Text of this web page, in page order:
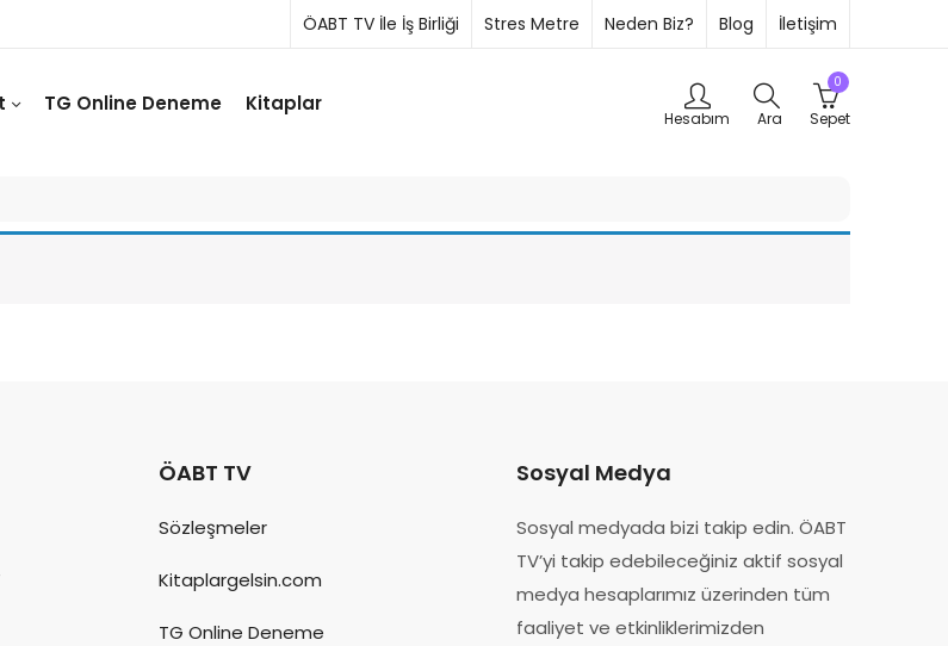
ÖABT TV İle İş Birliği Stres Metre Neden Biz? Blog İletişim
TG Online Deneme Kitaplar
Hesabım Ara
0
Sepet
ÖABT TV
Sözleşmeler
Kitaplargelsin.com
TG Online Deneme
Sosyal Medya
Sosyal medyada bizi takip edin. ÖABT
TV’yi takip edebileceğiniz aktif sosyal
medya hesaplarımız üzerinden tüm
faaliyet ve etkinliklerimizden